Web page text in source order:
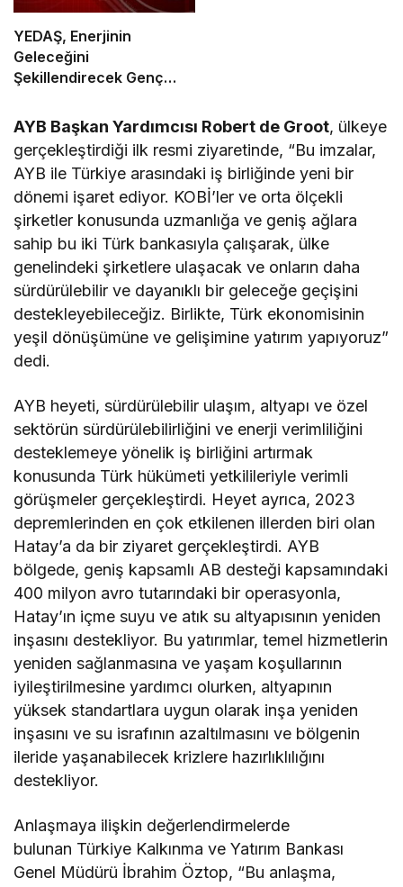
YEDAŞ, Enerjinin
Geleceğini
Şekillendirecek Genç
AYB Başkan Yardımcısı Robert de Groot, ülkeye
gerçekleştirdiği ilk resmi ziyaretinde, “Bu imzalar,
AYB ile Türkiye arasındaki iş birliğinde yeni bir
dönemi işaret ediyor. KOBİ’ler ve orta ölçekli
şirketler konusunda uzmanlığa ve geniş ağlara
sahip bu iki Türk bankasıyla çalışarak, ülke
genelindeki şirketlere ulaşacak ve onların daha
sürdürülebilir ve dayanıklı bir geleceğe geçişini
destekleyebileceğiz. Birlikte, Türk ekonomisinin
yeşil dönüşümüne ve gelişimine yatırım yapıyoruz”
dedi.
AYB heyeti, sürdürülebilir ulaşım, altyapı ve özel
sektörün sürdürülebilirliğini ve enerji verimliliğini
desteklemeye yönelik iş birliğini artırmak
konusunda Türk hükümeti yetkilileriyle verimli
görüşmeler gerçekleştirdi. Heyet ayrıca, 2023
depremlerinden en çok etkilenen illerden biri olan
Hatay’a da bir ziyaret gerçekleştirdi. AYB
bölgede, geniş kapsamlı AB desteği kapsamındaki
400 milyon avro tutarındaki bir operasyonla,
Hatay’ın içme suyu ve atık su altyapısının yeniden
inşasını destekliyor. Bu yatırımlar, temel hizmetlerin
yeniden sağlanmasına ve yaşam koşullarının
iyileştirilmesine yardımcı olurken, altyapının
yüksek standartlara uygun olarak inşa yeniden
inşasını ve su israfının azaltılmasını ve bölgenin
ileride yaşanabilecek krizlere hazırlıklılığını
destekliyor.
Anlaşmaya ilişkin değerlendirmelerde
bulunan Türkiye Kalkınma ve Yatırım Bankası
Genel Müdürü İbrahim Öztop, “Bu anlaşma,